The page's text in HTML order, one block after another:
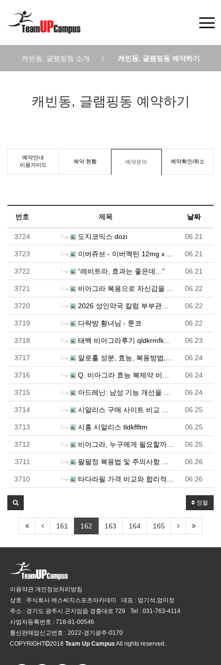
캐빈동, 글램핑동 소개 캐빈동, 글램핑동 예약하기
캐빈동, 글램핑동 예약하기
예약안내
이용가이드
예약 현황 예약문의 예약확인/취소
번호 제목 날짜
3724 도지코믹스 dozi 06.21
3723 이버쥬브 - 이버멕틴 12mg x 100정 (구충제, … 06.21
3722 “레비트라, 효과는 좋은데…” 06.21
3721 비아그라 복용으로 자신감을 되찾은 이유 06.22
3720 2026 성인약국 칼럼 부부관계 재출발 - 파워약국 06.22
3719 다락방 황녀님 - 툰코 06.22
3718 태백 비아그라후기 qldkrmfkgnrl 06.23
3717 알로홀 성분, 효능, 복용방법, 부작용(설탕 미함유) … 06.24
3716 Q. 비아그라 효능 복제약 비교, 어떤 것이 효과적일까… 06.24
3715 아드레닌: 남성 기능 개선을 위한 성분의 모든 것 06.24
3714 시알리스 구매 사이트 비교 정리해볼 수 있는 사이트 여… 06.25
3713 시흥 시알리스 tldkffltm 06.25
3712 비아그라, 누구에게 필요할까? - 정력원 06.25
3711 팔팔정 복용법 및 주의사항 정리 - 정력원 06.26
3710 타다라필 가격 비교와 합리적 선택을 위한 핵심 정보 -… 06.26
정렬
161 162 163 164 165
이용약관 개인정보처리방침
상호 : 주식회사 에스씨지스포츠아카데미
대표 : 엄기석,엄미정
주소 : 경기도 광주시 곤지암읍 경충대로 729
Tel : 031-763-4114
사업자등록번호 : 718-81-00546
통신판매업신고번호 : 2022-경기광주-0170
COPYRIGHT
2018 Team Up Campus All rights reserved.